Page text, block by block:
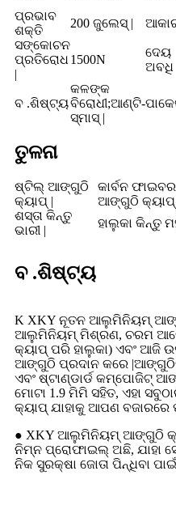
ପ୍ରଭାବ
ଶକ୍ତି
200 ଜୁଲେସ୍ |
ସଙ୍କୋଚନ
ପ୍ରତିରୋଧ
|
1500N
ଦେୟ
ଅବଧି
ବ .ଶିଷ୍ଟ୍ୟ
କଳଙ୍କ
ବିରୋଧୀ;ଆଣ୍ଟି-
ସ୍ମାସ୍ |
ତୁଳନା
ଷ୍ଟିଲ୍ ଆଙ୍ଗୁଠି
କ୍ୟାପ୍ |
କାର୍ବନ ଫାଇବର
ଆଙ୍ଗୁଠି କ୍ୟାପ୍
ଶସ୍ତା କିନ୍ତୁ
ଭାରୀ |
ହାଲୁକା କିନ୍ତୁ
ବ .ଶିଷ୍ଟ୍ୟ
K XKY ନୂତନ ଆଲୁମିନିୟମ୍
ଆଲୁମିନିୟମ୍ ମିଶ୍ରଣ, ଚରମ
କ୍ୟାପ୍ ପରି ହାଲୁକା) ଏବଂ ଆଜି
ଆଙ୍ଗୁଠି ପ୍ରଦାନ କରେ
ଏବଂ ଷ୍ଟାଣ୍ଡାର୍ଡ କମ୍ପୋଜିଟ୍
ମୋଟା 1.9 ମିମି ସହିତ, ଏହା
କ୍ୟାପ୍ ଯାହାକୁ ଆପଣ ବଜାରରେ
● XKY ଆଲୁମିନିୟମ୍ ଆଙ୍ଗୁଠି
ନିମ୍ନ ପ୍ରୋଫାଇଲ୍ ଅଛି, ଯାହା
ନିକ ସୁରକ୍ଷା ଜୋତା ପିନ୍ଧିବା